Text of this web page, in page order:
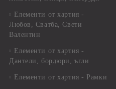
Елементи от хартия -
Любов, Сватба, Свети
Валентин
Елементи от хартия -
Дантели, бордюри, ъгли
Елементи от хартия - Рамки